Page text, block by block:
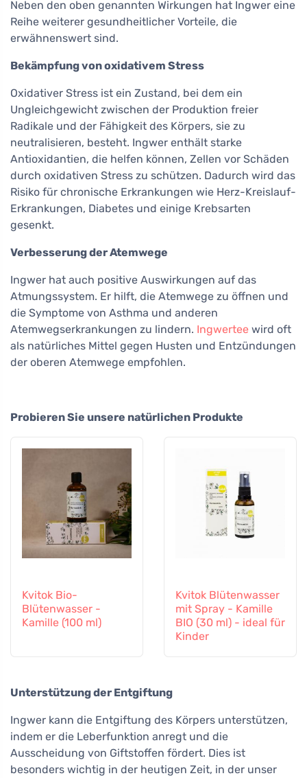
Neben den oben genannten Wirkungen hat Ingwer eine
Reihe weiterer gesundheitlicher Vorteile, die
erwähnenswert sind.
Bekämpfung von oxidativem Stress
Oxidativer Stress ist ein Zustand, bei dem ein
Ungleichgewicht zwischen der Produktion freier
Radikale und der Fähigkeit des Körpers, sie zu
neutralisieren, besteht. Ingwer enthält starke
Antioxidantien, die helfen können, Zellen vor Schäden
durch oxidativen Stress zu schützen. Dadurch wird das
Risiko für chronische Erkrankungen wie Herz-Kreislauf-
Erkrankungen, Diabetes und einige Krebsarten
gesenkt.
Verbesserung der Atemwege
Ingwer hat auch positive Auswirkungen auf das
Atmungssystem. Er hilft, die Atemwege zu öffnen und
die Symptome von Asthma und anderen
Atemwegserkrankungen zu lindern. Ingwertee wird oft
als natürliches Mittel gegen Husten und Entzündungen
der oberen Atemwege empfohlen.
Probieren Sie unsere natürlichen Produkte
Kvitok Bio-
Blütenwasser -
Kamille (100 ml)
Kvitok Blütenwasser
mit Spray - Kamille
BIO (30 ml) - ideal für
Kinder
Unterstützung der Entgiftung
Ingwer kann die Entgiftung des Körpers unterstützen,
indem er die Leberfunktion anregt und die
Ausscheidung von Giftstoffen fördert. Dies ist
besonders wichtig in der heutigen Zeit, in der unser